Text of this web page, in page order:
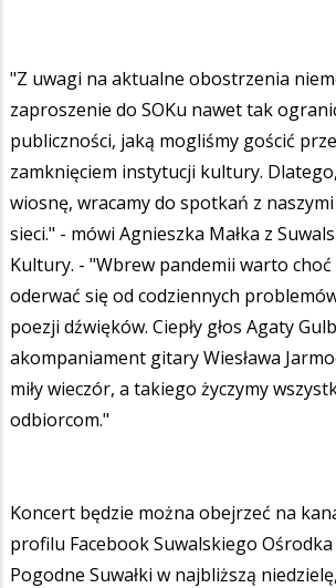
"Z uwagi na aktualne obostrzenia
zaproszenie do SOKu nawet tak
publiczności, jaką mogliśmy gościć
zamknięciem instytucji kultury.
wiosnę, wracamy do spotkań z
sieci." - mówi Agnieszka Małka z
Kultury. - "Wbrew pandemii warto choć
oderwać się od codziennych
poezji dźwięków. Ciepły głos Agaty
akompaniament gitary Wiesława
miły wieczór, a takiego życzymy
odbiorcom."
Koncert będzie można obejrzeć na
profilu Facebook Suwalskiego
Pogodne Suwałki w najbliższą